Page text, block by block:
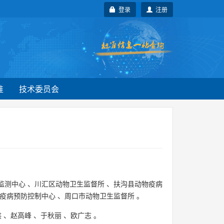
注册
登录
技术委员会
测中心 、 川汇区动物卫生监督所 、 扶沟县动物疫病
病预防控制中心 、 周口市动物卫生监督所 。
、 赵高峰 、 于秋丽 、 欧广志 。